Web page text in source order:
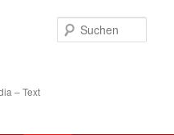
– Text